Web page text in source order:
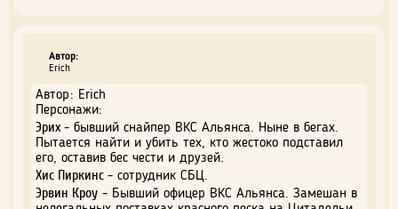
Автор:
Erich
Автор: Erich
Персонажи:
Эрих - бывший снайпер ВКС Альянса. Ныне в бегах.
Пытается найти и убить тех, кто жестоко подставил
его, оставив бес чести и друзей.
Хис Пиркинс - сотрудник СБЦ.
Эрвин Кроу - Бывший офицер ВКС Альянса. Замешан в